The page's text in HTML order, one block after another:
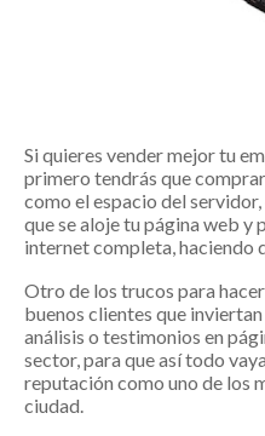
Si quieres vender mejor tu
primero tendrás que
como el espacio del
que se aloje tu página web y
internet completa, haciendo
Otro de los trucos para
buenos clientes que
análisis o testimonios en
sector, para que así todo
reputación como uno de los
ciudad.